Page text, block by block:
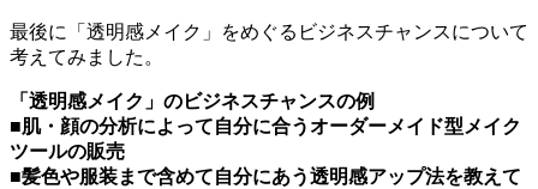
最後に「透明感メイク」をめぐるビジネスチャンスについて
考えてみました。
「透明感メイク」のビジネスチャンスの例
■肌・顔の分析によって自分に合うオーダーメイド型メイク
ツールの販売
■髪色や服装まで含めて自分にあう透明感アップ法を教えて